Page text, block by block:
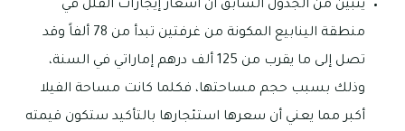
يتبين من الجدول السابق أن أسعار إيجارات الفلل في
منطقة الينابيع المكونة من غرفتين تبدأ من 78 ألفاً وقد
تصل إلى ما يقرب من 125 ألف درهم إماراتي في السنة،
وذلك بسبب حجم مساحتها، فكلما كانت مساحة الفيلا
أكبر مما يعني أن سعرها استئجارها بالتأكيد ستكون قيمته